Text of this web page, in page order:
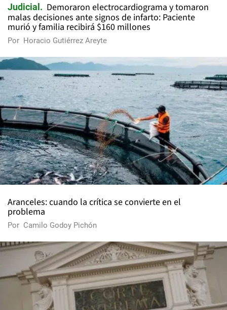
Judicial
Demoraron electrocardiograma y tomaron
malas decisiones ante signos de infarto: Paciente
murió y familia recibirá $160 millones
Por Horacio Gutiérrez Areyte
Aranceles: cuando la crítica se convierte en el
problema
Por Camilo Godoy Pichón